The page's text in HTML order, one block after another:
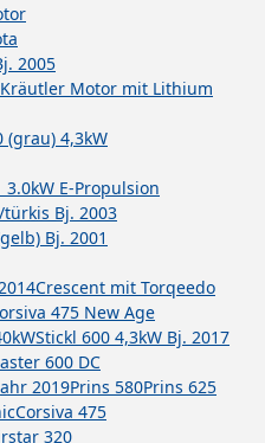
2005
Kräutler Motor mit Lithium
(grau) 4,3kW
E-Propulsion
Bj. 2003
Bj. 2001
Crescent mit Torqeedo
475 New Age
Stickl 600 4,3kW Bj. 2017
600 DC
2019Prins 580Prins 625
Corsiva 475
320